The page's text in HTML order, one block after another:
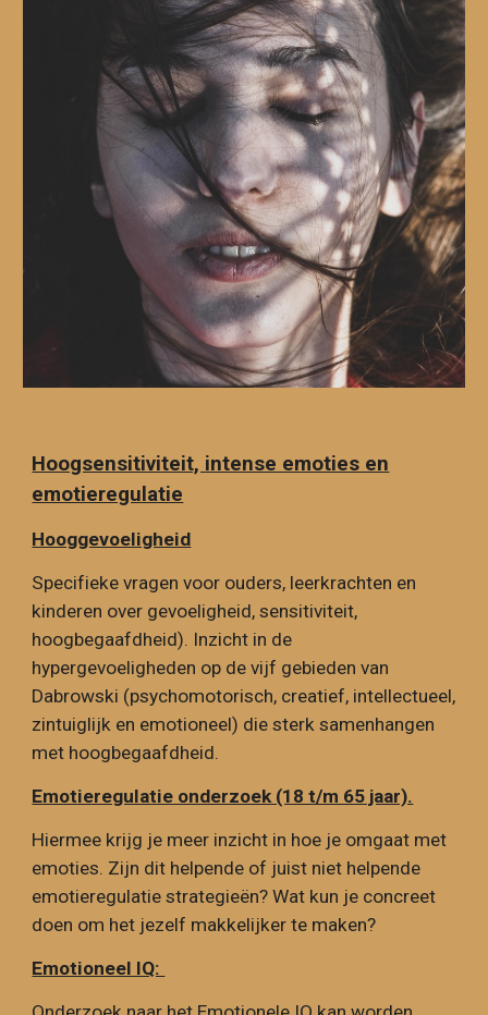
Hoogsensitiviteit, intense emoties en
emotieregulatie
Hooggevoeligheid
Specifieke vragenvoor ouders, leerkrachten en
kinderen over gevoeligheid, sensitiviteit,
hoogbegaafdheid). Inzicht in de
hypergevoeligheden op de vijf gebieden van
Dabrowski (psychomotorisch, creatief, intellectueel,
zintuiglijk en emotioneel) die sterk samenhangen
met hoogbegaafdheid.
Emotieregulatie onderzoek (18 t/m 65 jaar).
Hiermee krijg je meer inzicht in hoe je omgaat met
emoties. Zijn dit helpende of juist niet helpende
emotieregulatie strategieën? Wat kun je concreet
doen om het jezelf makkelijker te maken?
Emotioneel IQ: